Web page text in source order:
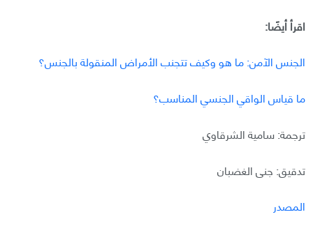
اقرأ أيضًا:
الجنس الآمن: ما هو وكيف تتجنب الأمراض المنقولة بالجنس؟
ما قياس الواقي الجنسي المناسب؟
ترجمة: سامية الشرقاوي
تدقيق: جنى الغضبان
المصدر